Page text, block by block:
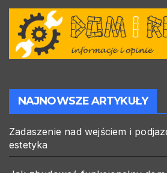
NAJNOWSZE ARTYKUŁY
Zadaszenie nad wejściem i
estetyka